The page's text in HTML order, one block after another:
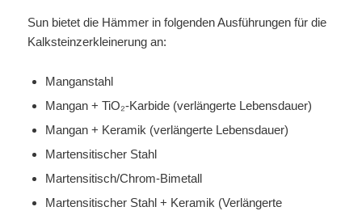
Sun bietet die Hämmer in folgenden Ausführungen für die
Kalksteinzerkleinerung an:
Manganstahl
Mangan + TiO₂-Karbide (verlängerte Lebensdauer)
Mangan + Keramik (verlängerte Lebensdauer)
Martensitischer Stahl
Martensitisch/Chrom-Bimetall
Martensitischer Stahl + Keramik (Verlängerte